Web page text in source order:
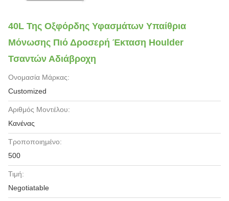
40L Της Οξφόρδης Υφασμάτων Υπαίθρια
Μόνωσης Πιό Δροσερή Έκταση Houlder
Τσαντών Αδιάβροχη
Ονομασία Μάρκας:
Customized
Αριθμός Μοντέλου:
Κανένας
Τροποποιημένο:
500
Τιμή:
Negotiatable